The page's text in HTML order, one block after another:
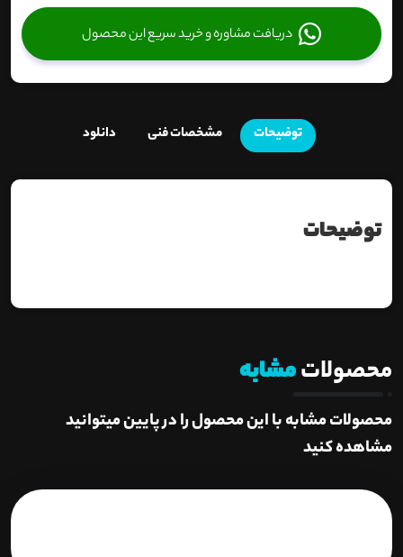
دریافت مشاوره و خرید سریع این محصول
توضیحات مشخصات فنی دانلود
توضیحات
محصولاتمشابه
محصولات مشابه با این محصول را در پایین میتوانید
مشاهده کنید